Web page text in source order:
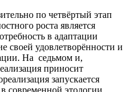
по четвёртый этап
роста является
в адаптации
своей удовлетворённости и
На седьмом и,
приносит
запускается
современной этологии